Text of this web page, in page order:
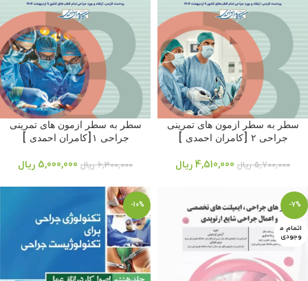
سطر به سطر ازمون های تمرینی
جراحی ۲ [کامران احمدی ]
5,700,000 ریال 4,510,000 ریال
سطر به سطر ازمون های تمرینی
جراحی ۱[کامران احمدی ]
6,300,000 ریال 5,000,000 ریال
-7%
اتمام م
وجودی
-10%